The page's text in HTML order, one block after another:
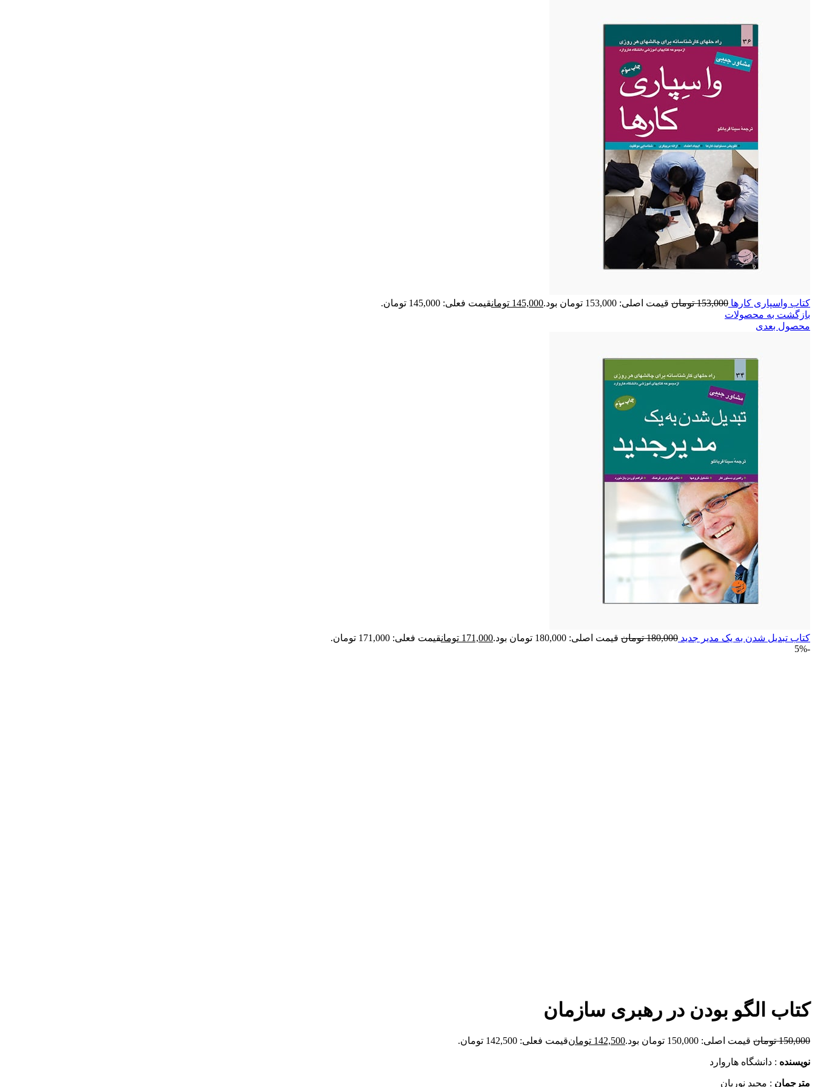
کتاب واسپاری‏ کارها 153,000 تومان قیمت اصلی: 153,000 تومان بود. 145,000 تومانقیمت فعلی: 145,000 تومان.
بازگشت به محصولات
محصول بعدی
کتاب تبديل‏ شدن‏ به‏ يک‏ مدير جديد 180,000 تومان قیمت اصلی: 180,000 تومان بود. 171,000 تومانقیمت فعلی: 171,000 تومان.
-5%
کتاب الگو بودن‏ در رهبری سازمان‏
150,000 تومان قیمت اصلی: 150,000 تومان بود. 142,500 تومانقیمت فعلی: 142,500 تومان.
نويسنده : دانشگاه هاروارد
مترجمان : مجید نوریان